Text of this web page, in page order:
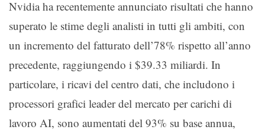
Nvidia ha recentemente annunciato risultati che hanno
superato le stime degli analisti in tutti gli ambiti, con
un incremento del fatturato dell’78% rispetto all’anno
precedente, raggiungendo i $39.33 miliardi. In
particolare, i ricavi del centro dati, che includono i
processori grafici leader del mercato per carichi di
lavoro AI, sono aumentati del 93% su base annua,